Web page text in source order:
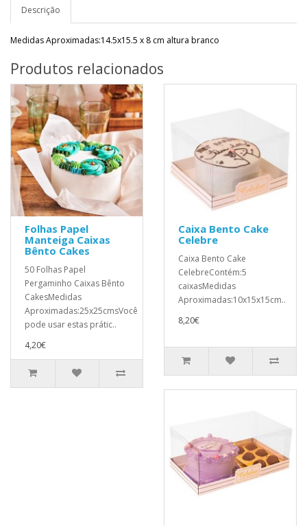
Descrição
Medidas Aproximadas:14.5x15.5 x 8 cm altura branco
Produtos relacionados
Folhas Papel
Manteiga Caixas
Bênto Cakes
50 Folhas Papel
Pergaminho Caixas Bênto
CakesMedidas
Aproximadas:25x25cmsVocê
pode usar estas prátic..
4,20€
Caixa Bento Cake
Celebre
Caixa Bento Cake
CelebreContém:5
caixasMedidas
Aproximadas:10x15x15cm..
8,20€